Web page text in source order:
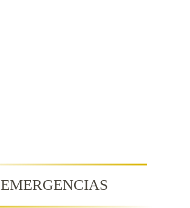
EMERGENCIAS